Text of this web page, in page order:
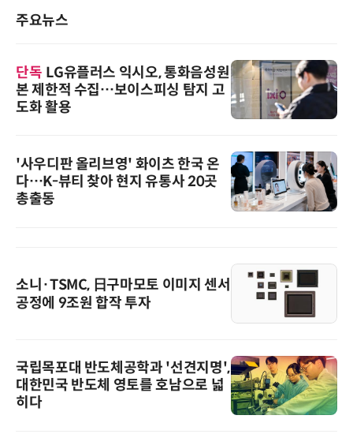
주요뉴스
단독 LG유플러스 익시오, 통화음성원
본 제한적 수집…보이스피싱 탐지 고
도화 활용
'사우디판 올리브영' 화이츠 한국 온
다…K-뷰티 찾아 현지 유통사 20곳
총출동
소니·TSMC, 日구마모토 이미지 센서
공정에 9조원 합작 투자
국립목포대 반도체공학과 '선견지명',
대한민국 반도체 영토를 호남으로 넓
히다